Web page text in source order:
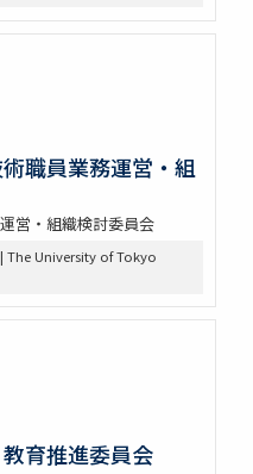
職員業務運営・組
営・組織検討委員会
The University of Tokyo
育推進委員会